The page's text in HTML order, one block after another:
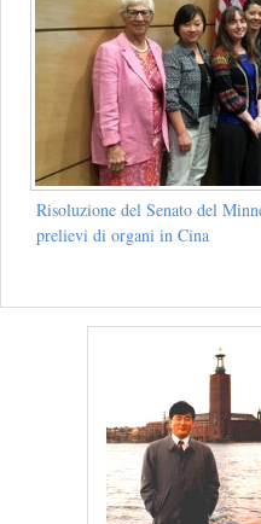
Risoluzione del Senato del
prelievi di organi in Cina